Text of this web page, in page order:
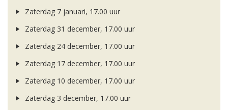
Zaterdag 7 januari, 17.00 uur
Zaterdag 31 december, 17.00 uur
Zaterdag 24 december, 17.00 uur
Zaterdag 17 december, 17.00 uur
Zaterdag 10 december, 17.00 uur
Zaterdag 3 december, 17.00 uur